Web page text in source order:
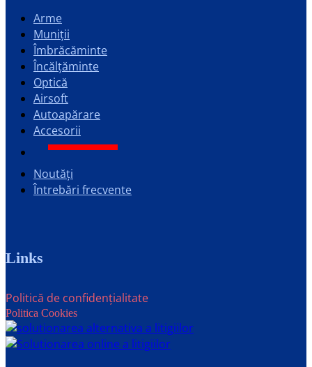
Arme
Muniții
Îmbrăcăminte
Încălțăminte
Optică
Airsoft
Autoapărare
Accesorii
Noutăți
Întrebări frecvente
Links
Politică de confidențialitate
Politica Cookies